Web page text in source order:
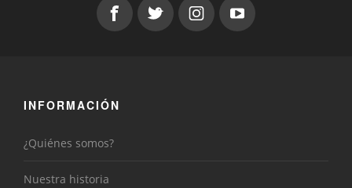
INFORMACIÓN
¿Quiénes somos?
Nuestra historia